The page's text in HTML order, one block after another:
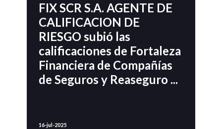
FIX SCR S.A. AGENTE DE
CALIFICACION DE
RIESGO subió las
calificaciones de Fortaleza
Financiera de Compañías
de Seguros y Reaseguro ...
16-jul-2025